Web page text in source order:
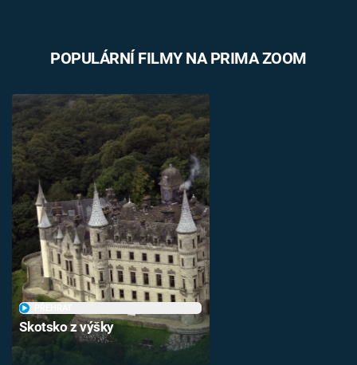
POPULÁRNÍ FILMY NA PRIMA ZOOM
Skotsko z výšky